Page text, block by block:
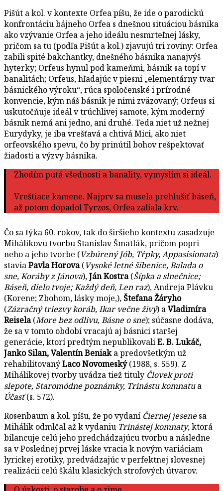
Pišút a kol. v kontexte Orfea píšu, že ide o parodickú
konfrontáciu bájneho Orfea s dnešnou situáciou básnika
ako vzývanie Orfea a jeho ideálu nesmrteľnej lásky,
pričom sa tu (podľa Pišút a kol.) zjavujú tri roviny: Orfea
zabili spité bakchantky, dnešného básnika nanajvýš
hyterky; Orfeus hynul pod kameňmi, básnik sa topí v
banalitách; Orfeus, hľadajúc v piesni „elementárny tvar
básnického výroku“, rúca spoločenské i prírodné
konvencie, kým náš básnik je nimi zväzovaný; Orfeus si
uskutočňuje ideál v trúchlivej samote, kým moderný
básnik nemá ani jedno, ani druhé. Teda niet už nežnej
Eurydyky, je iba vrešťavá a chtivá Mici, ako niet
orfeovského spevu, čo by prinútil bohov rešpektovať
žiadosti a výzvy básnika.
Zhodím putá všednosti a banality, vymyslím si ideál.
Vreštiace kamene. Najprv sa musela prehlušiť báseň,
až potom dopadol Tyrzos, Orfea zaliala krv.
Čo sa týka 60. rokov, tak do širšieho kontextu zasadzuje
Mihálikovu tvorbu Stanislav Šmatlák, pričom popri
neho a jeho tvorbe (Vzbúrený Jób, Tŕpky, Appasisionata)
staviaPavla Horova(Vysoké letné šibenice, Balada o
sne, Koráby z Jánova),Ján Kostra(Šípka a slnečnice;
Báseň, dielo tvoje; Každý deň, Len raz), Andreja Plávku
(Korene; Zbohom, lásky moje,),Štefana Žáryho
(Zázračný triezvy koráb, Ikar večne živý) aVladimíra
Reisela(More bez odlivu, Básne o sne); súčasne dodáva,
že sa v tomto období vracajú aj básnici staršej
generácie, ktorí predtým nepublikovaliE. B. Lukáč,
Janko Silan, Valentín Beniaka predovšetkým už
rehabilitovanýLaco Novomeský(1988, s. 559). Z
Mihálikovej tvorby uvádza tiež tituly Človek proti
slepote, Staromódne poznámky, Trinástu komnatua
Účasť(s. 572).
Rosenbaum a kol. píšu, že po vydaní Čiernej jesenesa
Mihálik odmlčal až k vydaniu Trinástej komnaty, ktorá
bilancuje celú jeho predchádzajúcu tvorbu a následne
sa v Poslednej prvej láske vracia k novým variáciam
lyrickej erotiky, predvádzajúc v perfektnej slovesnej
realizácii celú škálu klasických strofových útvarov.